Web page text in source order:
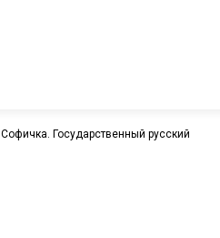
Софичка. Государственный русский